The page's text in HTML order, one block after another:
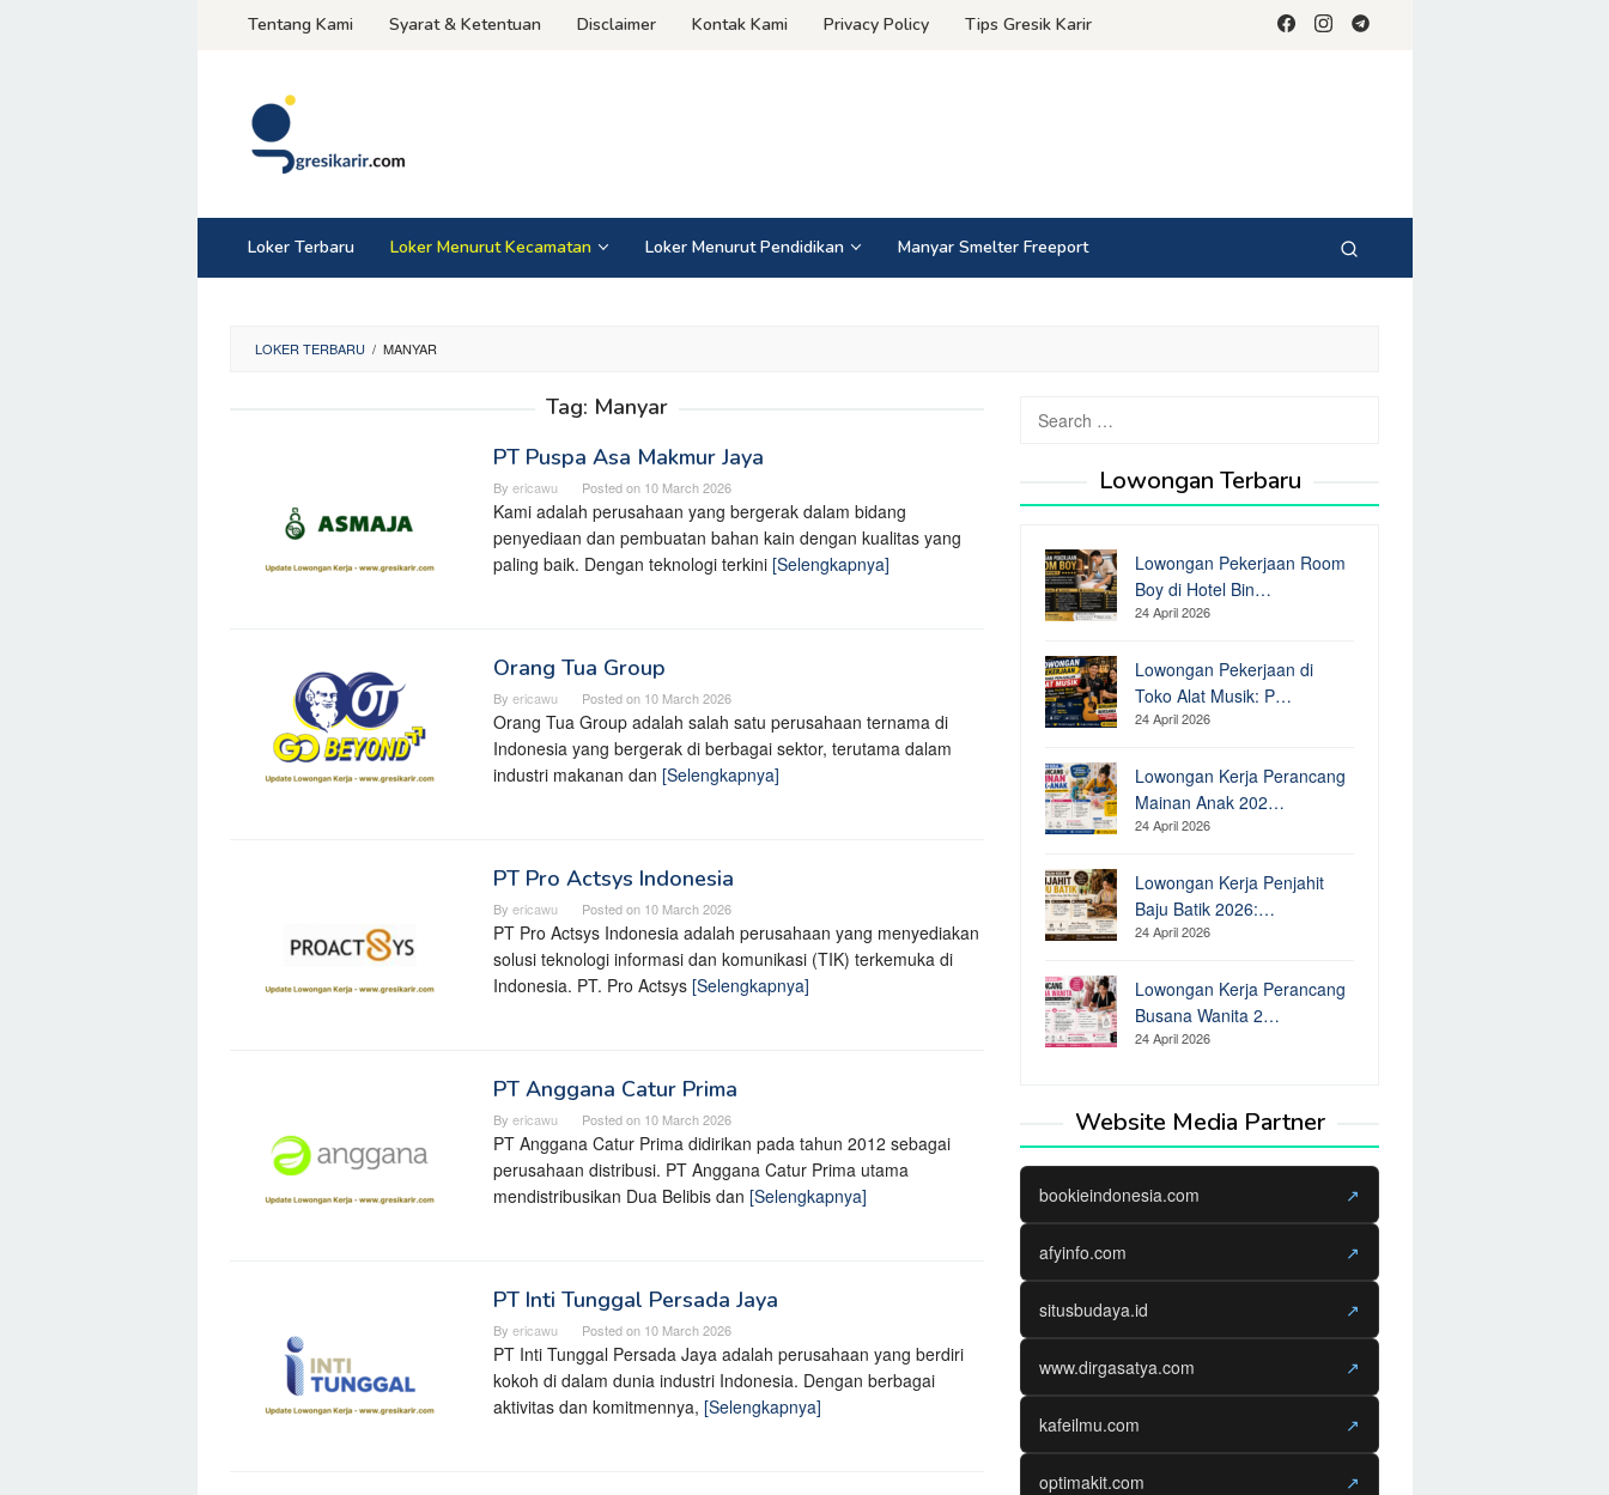
Tentang Kami Syarat & Ketentuan Disclaimer Kontak Kami Privacy Policy Tips Gresik Karir
Loker Terbaru Loker Menurut Kecamatan Loker Menurut Pendidikan Manyar Smelter Freeport
LOKER TERBARU / MANYAR
Tag: Manyar
PT Puspa Asa Makmur Jaya
By ericawu Posted on 10 March 2026
Kami adalah perusahaan yang bergerak dalam bidang
penyediaan dan pembuatan bahan kain dengan kualitas yang
paling baik. Dengan teknologi terkini [Selengkapnya]
Orang Tua Group
By ericawu Posted on 10 March 2026
Orang Tua Group adalah salah satu perusahaan ternama di
Indonesia yang bergerak di berbagai sektor, terutama dalam
industri makanan dan [Selengkapnya]
PT Pro Actsys Indonesia
By ericawu Posted on 10 March 2026
PT Pro Actsys Indonesia adalah perusahaan yang menyediakan
solusi teknologi informasi dan komunikasi (TIK) terkemuka di
Indonesia. PT. Pro Actsys [Selengkapnya]
PT Anggana Catur Prima
By ericawu Posted on 10 March 2026
PT Anggana Catur Prima didirikan pada tahun 2012 sebagai
perusahaan distribusi. PT Anggana Catur Prima utama
mendistribusikan Dua Belibis dan [Selengkapnya]
PT Inti Tunggal Persada Jaya
By ericawu Posted on 10 March 2026
PT Inti Tunggal Persada Jaya adalah perusahaan yang berdiri
kokoh di dalam dunia industri Indonesia. Dengan berbagai
aktivitas dan komitmennya, [Selengkapnya]
Search
for:
Lowongan Terbaru
Lowongan Pekerjaan Room
Boy di Hotel Bin…
24 April 2026
Lowongan Pekerjaan di
Toko Alat Musik: P…
24 April 2026
Lowongan Kerja Perancang
Mainan Anak 202…
24 April 2026
Lowongan Kerja Penjahit
Baju Batik 2026:…
24 April 2026
Lowongan Kerja Perancang
Busana Wanita 2…
24 April 2026
Website Media Partner
bookieindonesia.com ↗
afyinfo.com ↗
situsbudaya.id ↗
www.dirgasatya.com ↗
kafeilmu.com ↗
optimakit.com ↗